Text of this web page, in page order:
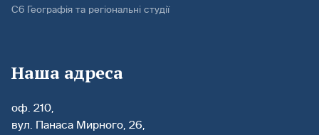
С6 Географія та регіональні студії
Наша адреса
оф. 210,
вул. Панаса Мирного, 26,